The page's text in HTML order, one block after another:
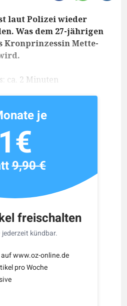
laut Polizei wieder
Was dem 27-jährigen
Kronprinzessin Mette-
ca. 2 Minuten
freischalten
kündbar.
www.oz-online.de
pro Woche
je
1€
9,90 €